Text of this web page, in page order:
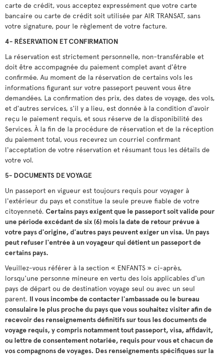
carte de crédit, vous acceptez expressément que votre carte
bancaire ou carte de crédit soit utilisée par AIR TRANSAT, sans
votre signature, pour le règlement de votre facture.
4- RÉSERVATION ET CONFIRMATION
La réservation est strictement personnelle, non-transférable et
doit être accompagnée du paiement complet avant d'être
confirmée. Au moment de la réservation de certains vols les
informations figurant sur votre passeport peuvent vous être
demandées. La confirmation des prix, des dates de voyage, des vols,
et d'autres services, s'il y a lieu, est donnée à la condition d'avoir
reçu le paiement requis, et sous réserve de la disponibilité des
Services. À la fin de la procédure de réservation et de la réception
du paiement total, vous recevrez un courriel confirmant
l'acceptation de votre réservation et résumant tous les détails de
votre vol.
5- DOCUMENTS DE VOYAGE
Un passeport en vigueur est toujours requis pour voyager à
l'extérieur du pays et constitue la seule preuve fiable de votre
citoyenneté. Certains pays exigent que le passeport soit valide pour
une période excédant de six (6) mois la date de retour prévue à
votre pays d'origine, d'autres pays peuvent exiger un visa. Un pays
peut refuser l'entrée à un voyageur qui détient un passeport de
certains pays.
Veuillez-vous référer à la section « ENFANTS » ci-après,
lorsqu'une personne mineure en vertu des lois applicables d'un
pays de départ ou de destination voyage seul ou avec un seul
parent. Il vous incombe de contacter l'ambassade ou le bureau
consulaire le plus proche du pays que vous souhaitez visiter afin de
recevoir des renseignements définitifs sur tous les documents de
voyage requis, y compris notamment tout passeport, visa, affidavit,
ou lettre de consentement notariée, requis pour vous et chacun de
vos compagnons de voyages. Des renseignements spécifiques sur la